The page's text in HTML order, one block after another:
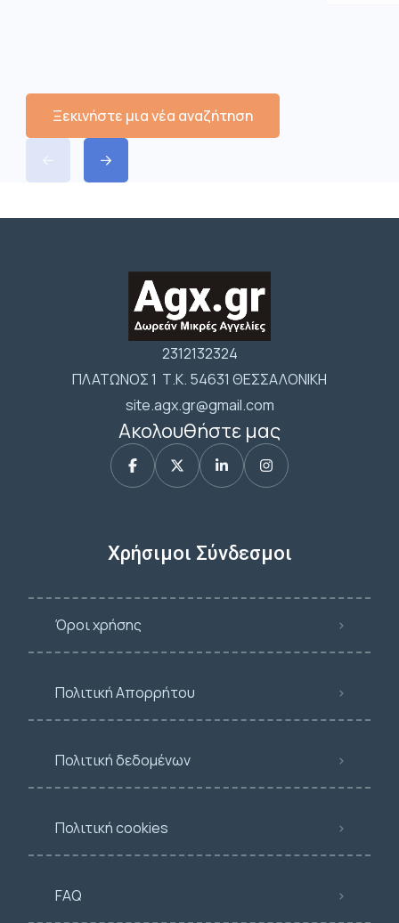
Ξεκινήστε μια νέα αναζήτηση
2312132324
ΠΛΑΤΩΝΟΣ 1 Τ.Κ. 54631 ΘΕΣΣΑΛΟΝΙΚΗ
site.agx.gr@gmail.com
Ακολουθήστε μας
Χρήσιμοι Σύνδεσμοι
Όροι χρήσης
Πολιτική Απορρήτου
Πολιτική δεδομένων
Πολιτική cookies
FAQ